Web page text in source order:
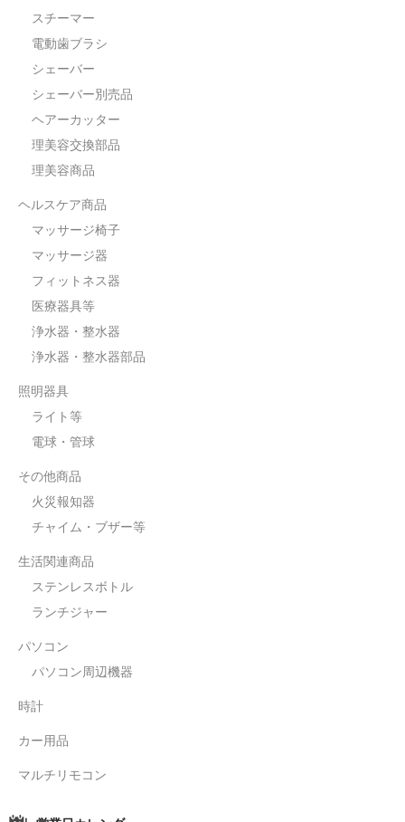
スチーマー
電動歯ブラシ
シェーバー
シェーバー別売品
ヘアーカッター
理美容交換部品
理美容商品
ヘルスケア商品
マッサージ椅子
マッサージ器
フィットネス器
医療器具等
浄水器・整水器
浄水器・整水器部品
照明器具
ライト等
電球・管球
その他商品
火災報知器
チャイム・ブザー等
生活関連商品
ステンレスボトル
ランチジャー
パソコン
パソコン周辺機器
時計
カー用品
マルチリモコン